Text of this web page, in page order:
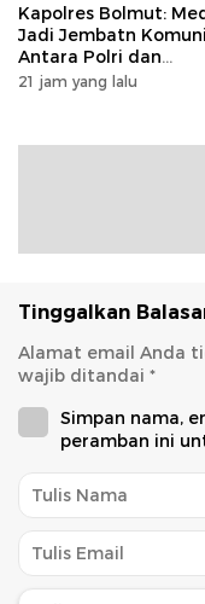
Kapolres Bolmut:
Jadi Jembatn
Antara Polri dan
Masyarakat
21 jam yang lalu
Tinggalkan
Alamat email Anda
wajib ditandai *
Simpan nama,
peramban ini